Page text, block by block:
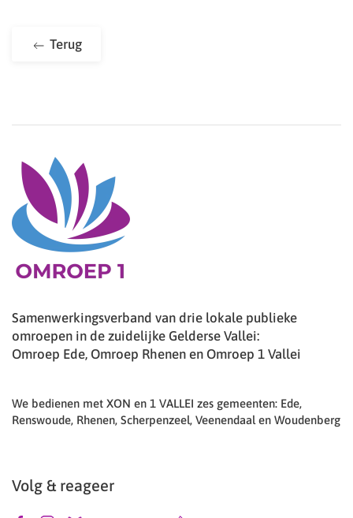
Terug
Samenwerkingsverband van drie lokale publieke
omroepen in de zuidelijke Gelderse Vallei:
Omroep Ede, Omroep Rhenen en Omroep 1 Vallei
We bedienen met XON en 1 VALLEI zes gemeenten: Ede,
Renswoude, Rhenen, Scherpenzeel, Veenendaal en Woudenberg
Volg & reageer